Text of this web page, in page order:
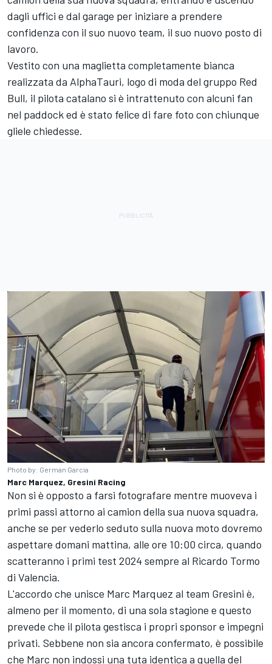
dagli uffici e dal garage per iniziare a prendere
confidenza con il suo nuovo team, il suo nuovo posto di
lavoro.
Vestito con una maglietta completamente bianca
realizzata da AlphaTauri, logo di moda del gruppo Red
Bull, il pilota catalano si è intrattenuto con alcuni fan
nel paddock ed è stato felice di fare foto con chiunque
gliele chiedesse.
Photo by: German Garcia
Marc Marquez, Gresini Racing
Non si è opposto a farsi fotografare mentre muoveva i
primi passi attorno ai camion della sua nuova squadra,
anche se per vederlo seduto sulla nuova moto dovremo
aspettare domani mattina, alle ore 10:00 circa, quando
scatteranno i primi test 2024 sempre al Ricardo Tormo
di Valencia.
L'accordo che unisce Marc Marquez al team Gresini è,
almeno per il momento, di una sola stagione e questo
prevede che il pilota gestisca i propri sponsor e impegni
privati. Sebbene non sia ancora confermato, è possibile
che Marc non indossi una tuta identica a quella del